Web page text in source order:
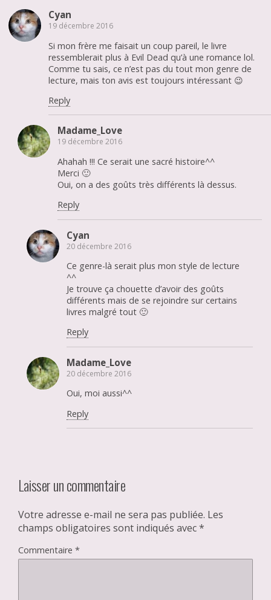
Cyan
19 décembre 2016
Si mon frère me faisait un coup pareil, le livre
ressemblerait plus à Evil Dead qu’à une romance lol.
Comme tu sais, ce n’est pas du tout mon genre de
lecture, mais ton avis est toujours intéressant 😉
Reply
Madame_Love
19 décembre 2016
Ahahah !!! Ce serait une sacré histoire^^
Merci 🙂
Oui, on a des goûts très différents là dessus.
Reply
Cyan
20 décembre 2016
Ce genre-là serait plus mon style de lecture
^^
Je trouve ça chouette d’avoir des goûts
différents mais de se rejoindre sur certains
livres malgré tout 🙂
Reply
Madame_Love
20 décembre 2016
Oui, moi aussi^^
Reply
Laisser un commentaire
Votre adresse e-mail ne sera pas publiée. Les
champs obligatoires sont indiqués avec*
Commentaire *